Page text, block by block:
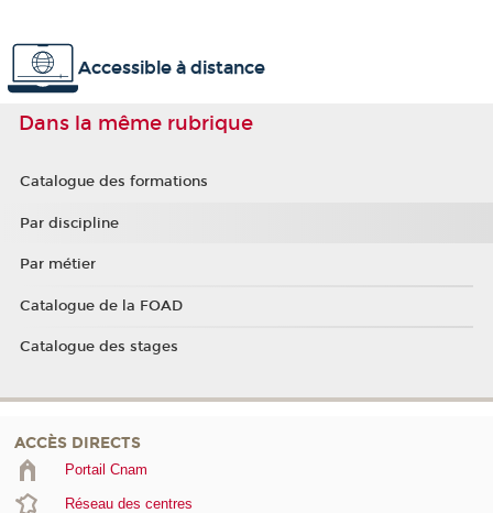
Accessible à distance
Dans la même rubrique
Catalogue des formations
Par discipline
Par métier
Catalogue de la FOAD
Catalogue des stages
ACCÈS DIRECTS
Portail Cnam
Réseau des centres